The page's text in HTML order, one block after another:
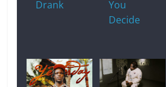
Drank
You
Decide